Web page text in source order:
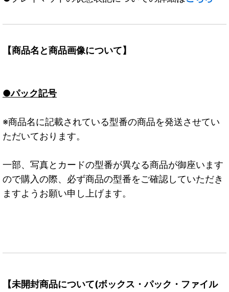
【商品名と商品画像について】
●パック記号
※商品名に記載されている型番の商品を発送させてい
ただいております。
一部、写真とカードの型番が異なる商品が御座います
ので購入の際、必ず商品の型番をご確認していただき
ますようお願い申し上げます。
【未開封商品について(ボックス・パック・ファイル